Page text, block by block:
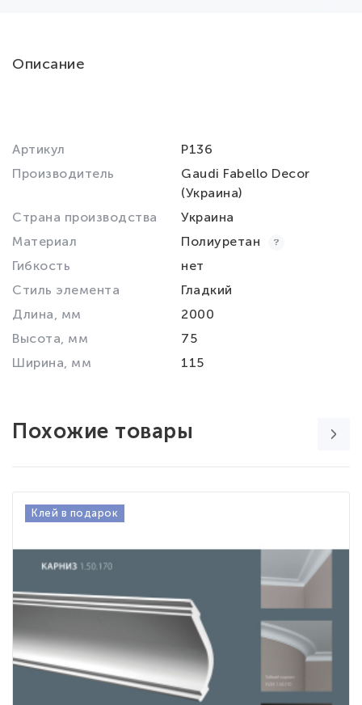
Описание
Артикул
P136
Производитель
Gaudi Fabello Decor
(Украина)
Страна производства
Украина
Материал
Полиуретан
Гибкость
нет
Стиль элемента
Гладкий
Длина, мм
2000
Высота, мм
75
Ширина, мм
115
Похожие товары
Клей в подарок